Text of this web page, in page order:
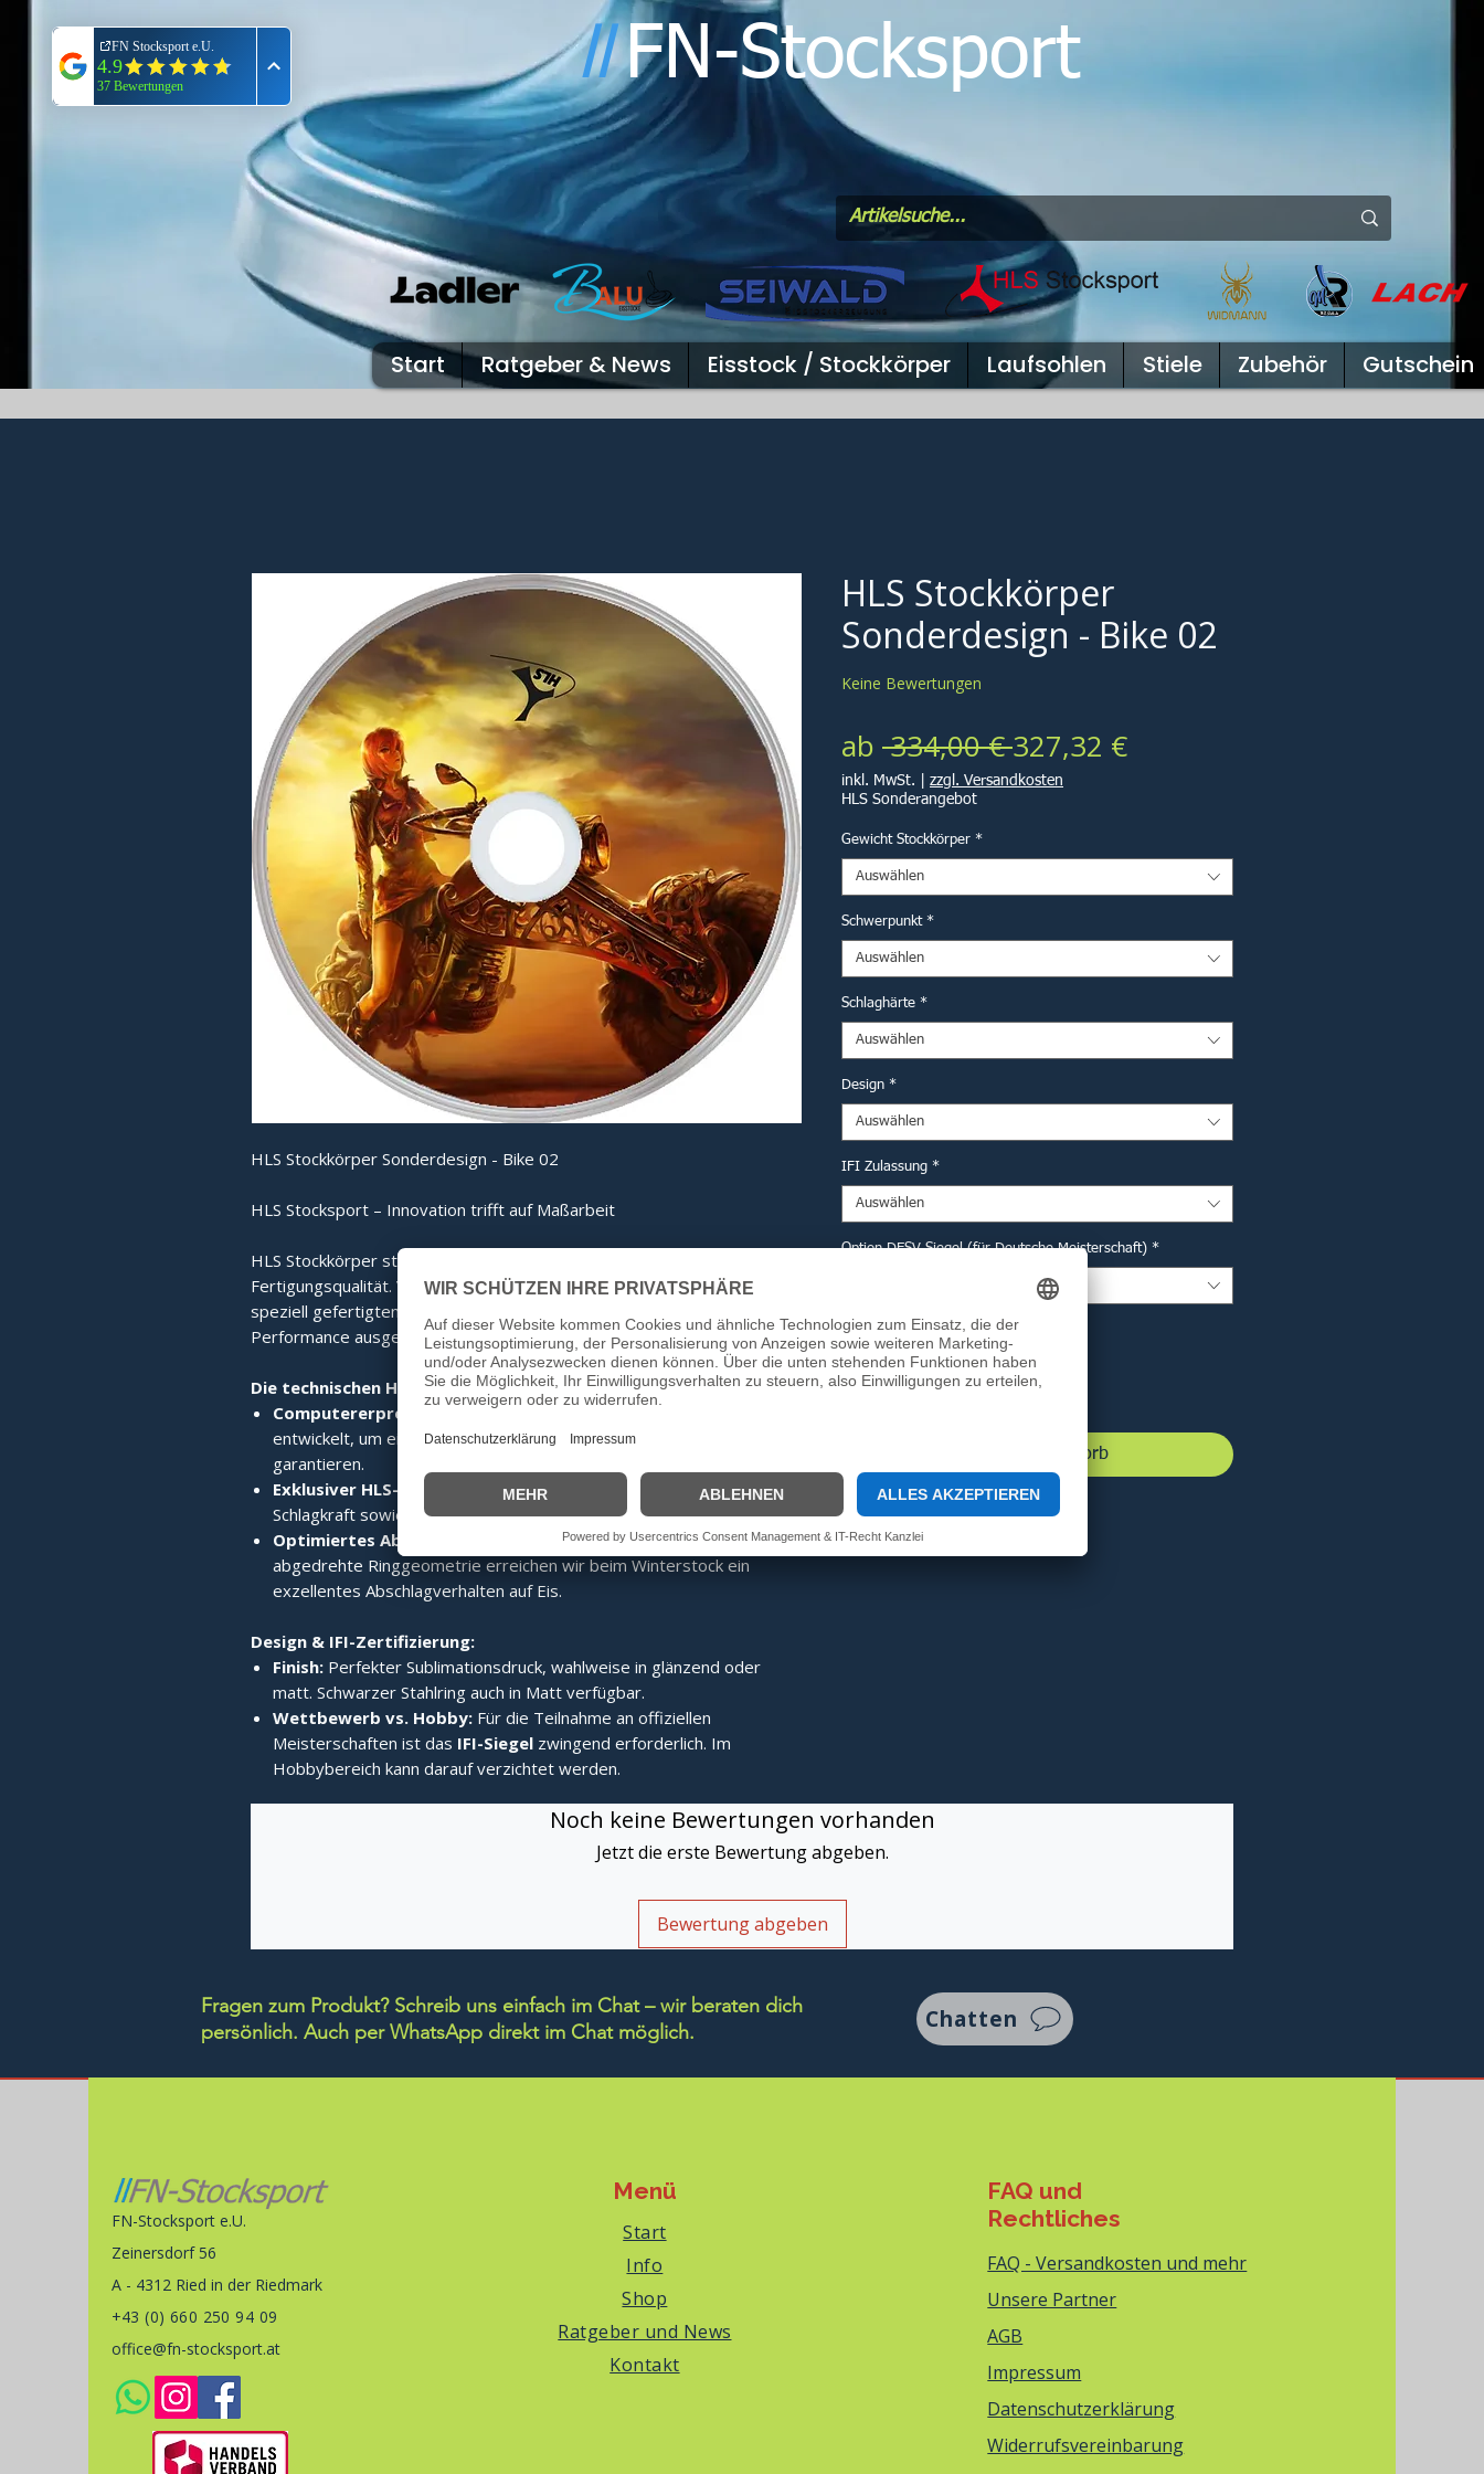
llFN-Stocksport
Start Ratgeber & News Eisstock / Stockkörper Laufsohlen Stiele Zubehör Gutschein
HLS Stockkörper Sonderdesign - Bike 02
HLS Stocksport – Innovation trifft auf Maßarbeit
HLS Stockkörper stehen für moderne Technik und eine kompromisslose
Fertigungsqualität. Von der computererprobten Haube bis hin zum
speziell gefertigten Edelstahlring ist jedes Bauteil auf maximale
Performance ausgelegt.
Die technischen Highlights im Detail:
Computererprobte High-Tech-Haube:
entwickelt, um eine perfekte Kraftverteilung beim Aufprall zu
garantieren.
Exklusiver HLS-Edelstahlring:Speziell gefertigt für überragende
Schlagkraft sowie enormes Fang- und Stehvermögen.
Optimiertes Abschlagverhalten:
Durch eine speziell ans Limit
abgedrehte Ringgeometrie erreichen wir beim Winterstock ein
exzellentes Abschlagverhalten auf Eis.
Design & IFI-Zertifizierung:
Finish: Perfekter Sublimationsdruck, wahlweise in glänzend oder
matt. Schwarzer Stahlring auch in Matt verfügbar.
Wettbewerb vs. Hobby: Für die Teilnahme an offiziellen
Meisterschaften ist das IFI-Siegel zwingend erforderlich. Im
Hobbybereich kann darauf verzichtet werden.
HLS Stockkörper
Sonderdesign - Bike 02
Keine Bewertungen
ab 334,00 € Standardpreis
327,32 €Sale-
inkl. MwSt.
zzgl. Versandkosten
HLS Sonderangebot
Gewicht Stockkörper *
Auswählen
Schwerpunkt *
Auswählen
Schlaghärte *
Auswählen
Design *
Auswählen
IFI Zulassung *
Auswählen
Option DESV Siegel (für Deutsche Meisterschaft) *
Anzahl *
In den Warenkorb
Noch keine Bewertungen vorhanden
Jetzt die erste Bewertung abgeben.
Bewertung abgeben
Fragen zum Produkt? Schreib uns einfach im Chat – wir beraten dich
persönlich. Auch per WhatsApp direkt im Chat möglich. Chatten
FN-Stocksport e.U.
Zeinersdorf 56
A - 4312 Ried in der Riedmark
+43 (0) 660 250 94 09
office@fn-stocksport.at
Menü
Start
Info
Shop
Ratgeber und News
Kontakt
FAQ und
Rechtliches
FAQ - Versandkosten und mehr
Unsere Partner
AGB
Impressum
Datenschutzerklärung
Widerrufsvereinbarung